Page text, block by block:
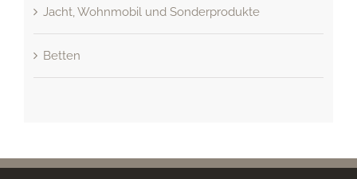
Jacht, Wohnmobil und Sonderprodukte
Betten